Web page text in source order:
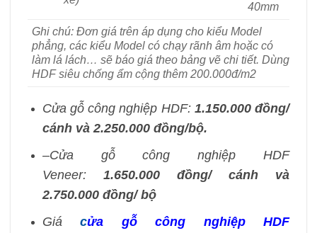
40mm
Ghi chú: Đơn giá trên áp dụng cho kiểu Model
phẳng, các kiểu Model có chạy rãnh âm hoặc có
làm lá lách… sẽ báo giá theo bảng vẽ chi tiết. Dùng
HDF siêu chống ẩm cộng thêm 200.000đ/m2
Cửa gỗ công nghiệp HDF: 1.150.000 đồng/
cánh và 2.250.000 đồng/bộ.
–Cửa gỗ công nghiệp HDF
Veneer: 1.650.000 đồng/ cánh và
2.750.000 đồng/ bộ
Giácửa gỗ công nghiệp HDF